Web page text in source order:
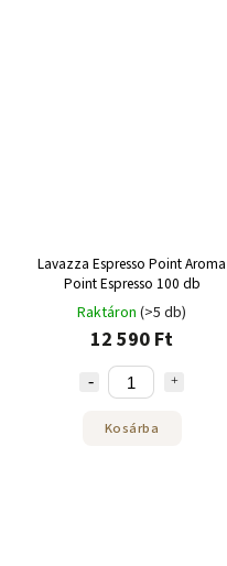
Lavazza Espresso Point Aroma
Point Espresso 100 db
Raktáron (>5 db)
12 590 Ft
Kosárba